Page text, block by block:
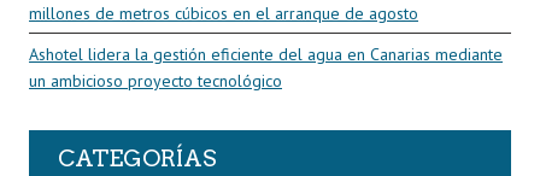
millones de metros cúbicos en el arranque de agosto
Ashotel lidera la gestión eficiente del agua en Canarias mediante
un ambicioso proyecto tecnológico
CATEGORÍAS